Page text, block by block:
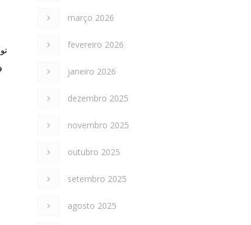
março 2026
fevereiro 2026
janeiro 2026
dezembro 2025
novembro 2025
outubro 2025
setembro 2025
agosto 2025